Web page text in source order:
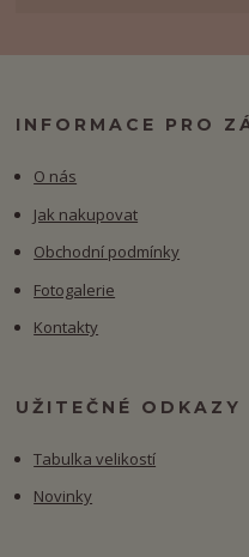
INFORMACE PRO
O nás
Jak nakupovat
Obchodní podmínky
Fotogalerie
Kontakty
UŽITEČNÉ ODKAZY
Tabulka velikostí
Novinky